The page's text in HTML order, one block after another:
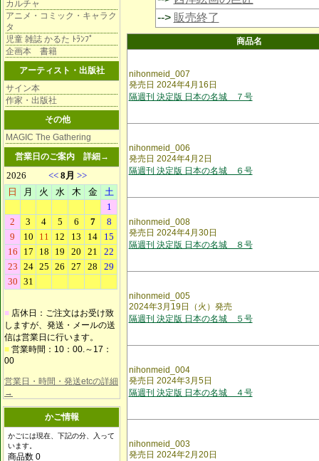
カルチャ
アニメ・コミック・キャラク
タ
児童 雑誌 かるた ﾄﾗﾝﾌﾟ
企画本 書籍
アーティスト・出版社
サイン本
作家・出版社
その他
MAGIC The Gathering
営業日のご案内 詳細→
■ 店休日：ご注文はお受け致
しますが、発送・メールの送
信は営業日に行います。
■ 営業時間：10：00.～17：
00
営業日・時間・発送etcの詳細
→
かご情報
かごには現在、下記の分、入って
います。
商品数 0
--> 販売終了
商品名
nihonmeid_007
発売日 2024年4月16日
隔週刊 決定版 日本の名城 ７号
nihonmeid_006
発売日 2024年4月2日
隔週刊 決定版 日本の名城 ６号
nihonmeid_008
発売日 2024年4月30日
隔週刊 決定版 日本の名城 ８号
nihonmeid_005
2024年3月19日（火）発売
隔週刊 決定版 日本の名城 ５号
nihonmeid_004
発売日 2024年3月5日
隔週刊 決定版 日本の名城 ４号
nihonmeid_003
発売日 2024年2月20日